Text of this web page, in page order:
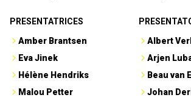
PRESENTATRICES
Amber Brantsen
Eva Jinek
Hélène Hendriks
Malou Petter
Albert
Arjen
Beau van
Johan